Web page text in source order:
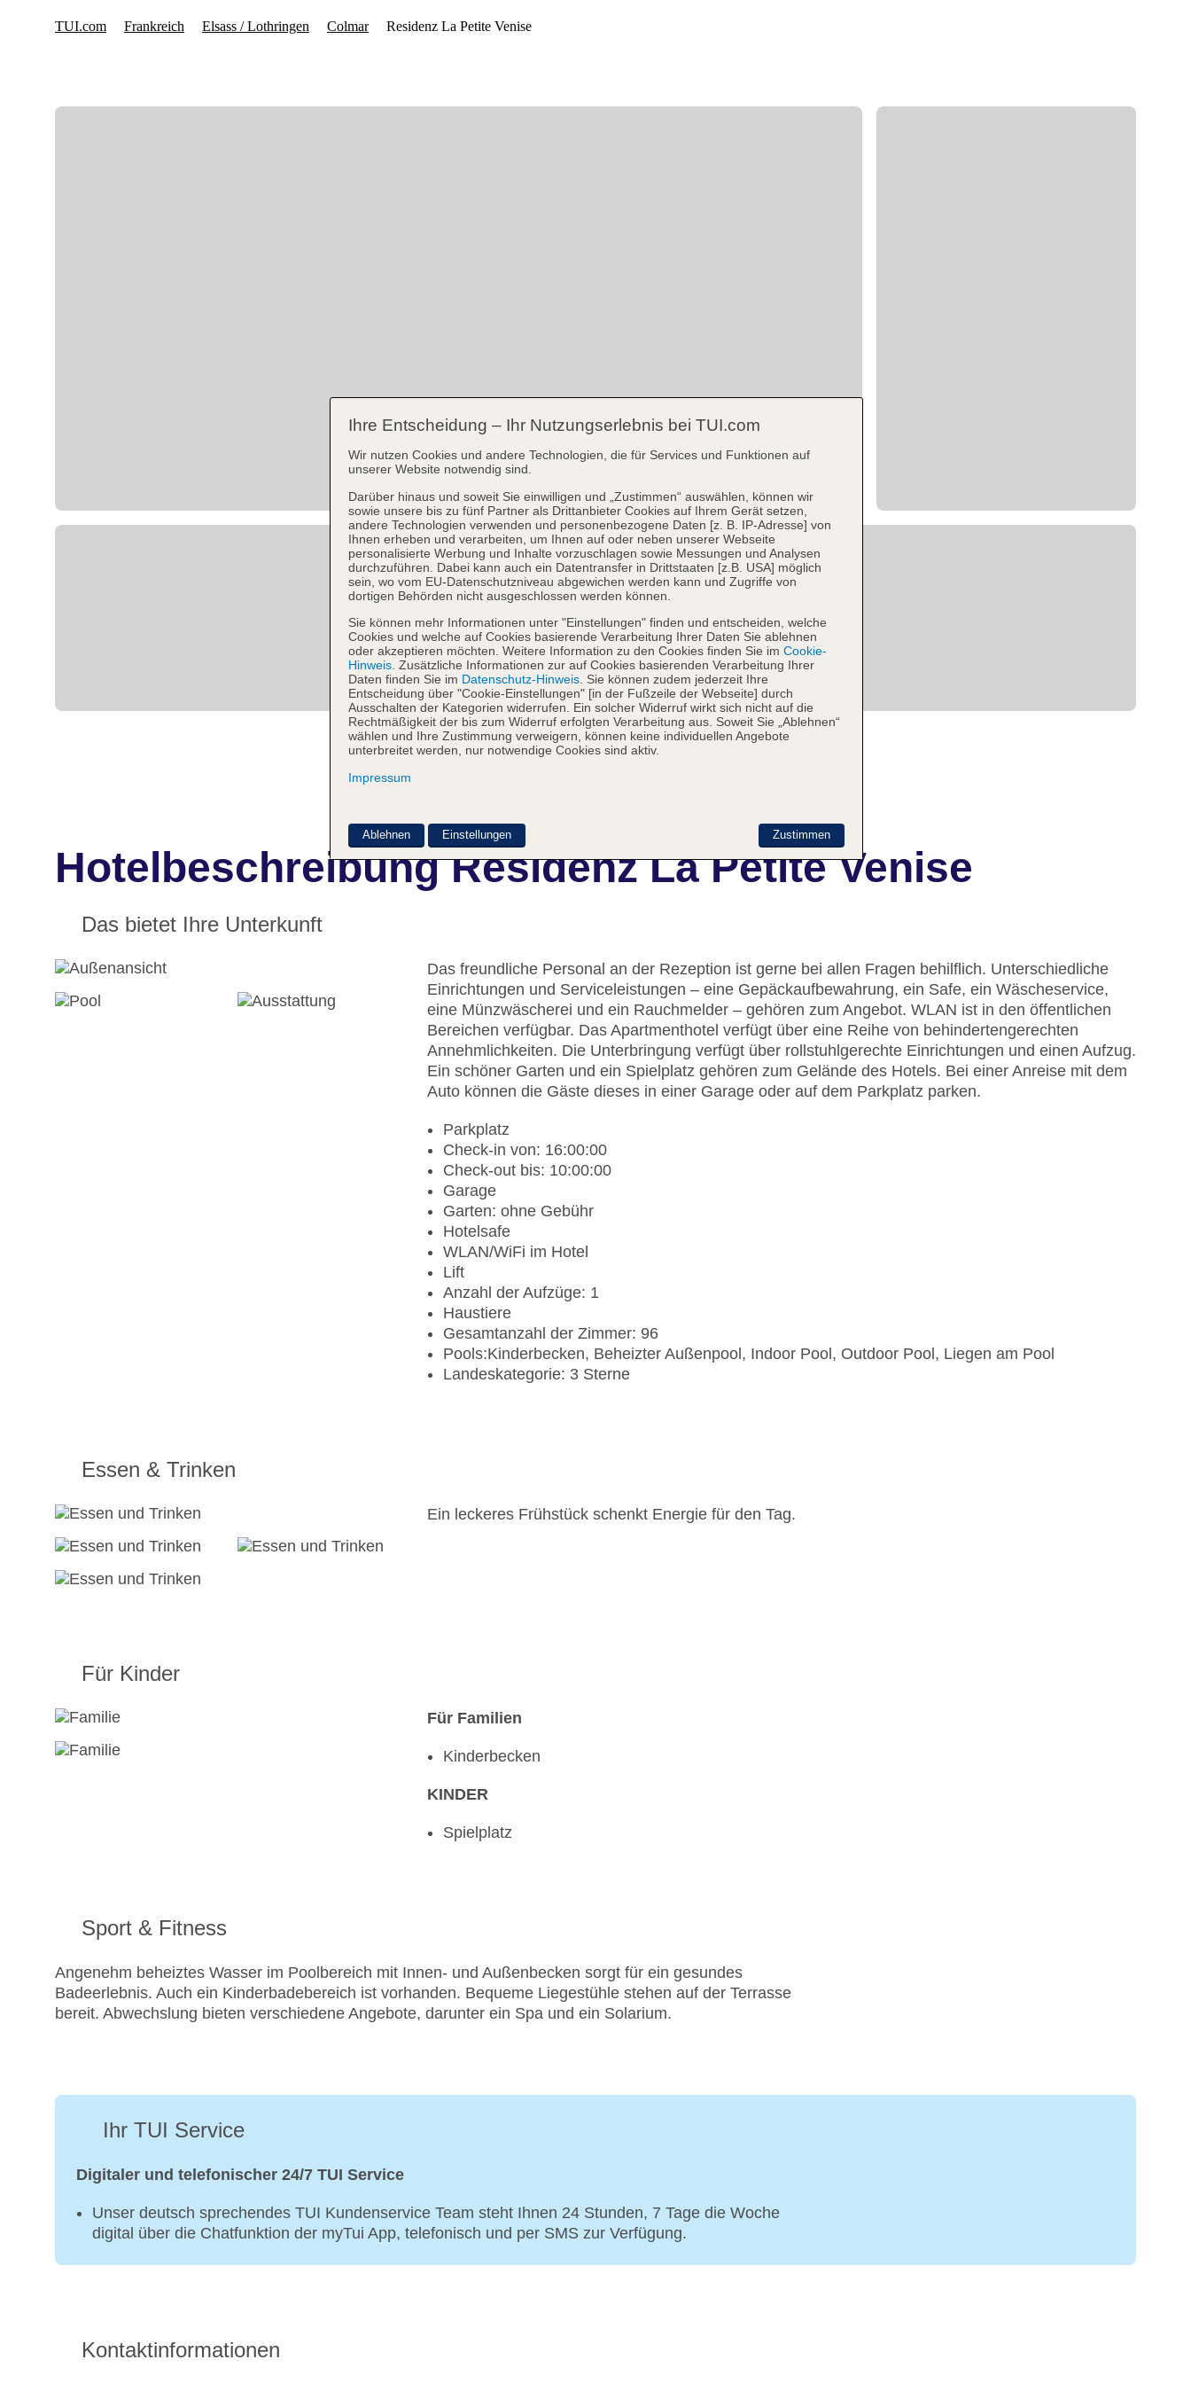
Hotelbeschreibung Residenz La Petite Venise
Das bietet Ihre Unterkunft
Das freundliche Personal an der Rezeption ist gerne bei allen Fragen behilflich. Unterschiedliche
Einrichtungen und Serviceleistungen – eine Gepäckaufbewahrung, ein Safe, ein Wäscheservice,
eine Münzwäscherei und ein Rauchmelder – gehören zum Angebot. WLAN ist in den öffentlichen
Bereichen verfügbar. Das Apartmenthotel verfügt über eine Reihe von behindertengerechten
Annehmlichkeiten. Die Unterbringung verfügt über rollstuhlgerechte Einrichtungen und einen Aufzug.
Ein schöner Garten und ein Spielplatz gehören zum Gelände des Hotels. Bei einer Anreise mit dem
Auto können die Gäste dieses in einer Garage oder auf dem Parkplatz parken.
Parkplatz
Check-in von: 16:00:00
Check-out bis: 10:00:00
Garage
Garten: ohne Gebühr
Hotelsafe
WLAN/WiFi im Hotel
Lift
Anzahl der Aufzüge: 1
Haustiere
Gesamtanzahl der Zimmer: 96
Pools:Kinderbecken, Beheizter Außenpool, Indoor Pool, Outdoor Pool, Liegen am Pool
Landeskategorie: 3 Sterne
Essen & Trinken
Ein leckeres Frühstück schenkt Energie für den Tag.
Für Kinder
Für Familien
Kinderbecken
KINDER
Spielplatz
Sport & Fitness
Angenehm beheiztes Wasser im Poolbereich mit Innen- und Außenbecken sorgt für ein gesundes
Badeerlebnis. Auch ein Kinderbadebereich ist vorhanden. Bequeme Liegestühle stehen auf der Terrasse
bereit. Abwechslung bieten verschiedene Angebote, darunter ein Spa und ein Solarium.
Ihr TUI Service
Digitaler und telefonischer 24/7 TUI Service
Unser deutsch sprechendes TUI Kundenservice Team steht Ihnen 24 Stunden, 7 Tage die Woche
digital über die Chatfunktion der myTui App, telefonisch und per SMS zur Verfügung.
Kontaktinformationen
Ihre Entscheidung – Ihr Nutzungserlebnis bei TUI.com
Wir nutzen Cookies und andere Technologien, die für Services und Funktionen auf
unserer Website notwendig sind.
Darüber hinaus und soweit Sie einwilligen und „Zustimmen“ auswählen, können wir
sowie unsere bis zu fünf Partner als Drittanbieter Cookies auf Ihrem Gerät setzen,
andere Technologien verwenden und personenbezogene Daten [z. B. IP-Adresse] von
Ihnen erheben und verarbeiten, um Ihnen auf oder neben unserer Webseite
personalisierte Werbung und Inhalte vorzuschlagen sowie Messungen und Analysen
durchzuführen. Dabei kann auch ein Datentransfer in Drittstaaten [z.B. USA] möglich
sein, wo vom EU-Datenschutzniveau abgewichen werden kann und Zugriffe von
dortigen Behörden nicht ausgeschlossen werden können.
Sie können mehr Informationen unter "Einstellungen" finden und entscheiden, welche
Cookies und welche auf Cookies basierende Verarbeitung Ihrer Daten Sie ablehnen
oder akzeptieren möchten. Weitere Information zu den Cookies finden Sie im Cookie-
Hinweis . Zusätzliche Informationen zur auf Cookies basierenden Verarbeitung Ihrer
Daten finden Sie im Datenschutz-Hinweis . Sie können zudem jederzeit Ihre
Entscheidung über "Cookie-Einstellungen" [in der Fußzeile der Webseite] durch
Ausschalten der Kategorien widerrufen. Ein solcher Widerruf wirkt sich nicht auf die
Rechtmäßigkeit der bis zum Widerruf erfolgten Verarbeitung aus. Soweit Sie „Ablehnen“
wählen und Ihre Zustimmung verweigern, können keine individuellen Angebote
unterbreitet werden, nur notwendige Cookies sind aktiv.
Impressum
Zustimmen
Ablehnen Einstellungen